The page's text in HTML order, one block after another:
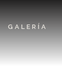
GALERÍA